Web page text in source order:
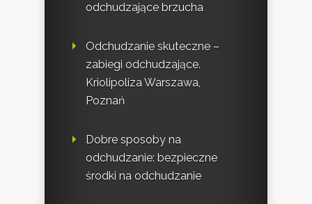
odchudzające brzucha
Odchudzanie skuteczne –
zabiegi odchudzające.
Kriolipoliza Warszawa,
Poznań
Dobre sposoby na
odchudzanie: bezpieczne
środki na odchudzanie